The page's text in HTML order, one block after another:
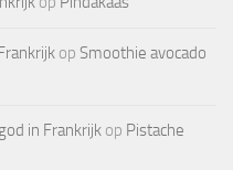
op Smoothie avocado
in Frankrijk op Pistache